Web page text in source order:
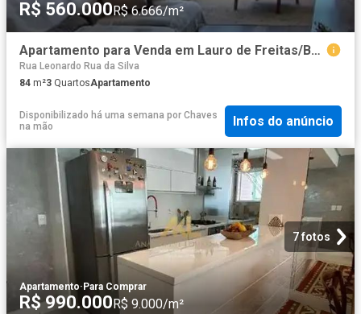
R$ 560.000R$ 6.666/m²
Apartamento para Venda em Lauro de Freitas/BA Buraquinho 3 Quartos
Rua Leonardo Rua da Silva
84 m²3 QuartosApartamento
Disponibilizado há uma semana por Chaves
na mão
Infos do anúncio
7 fotos
Apartamento· Para Comprar
R$ 990.000R$ 9.000/m²